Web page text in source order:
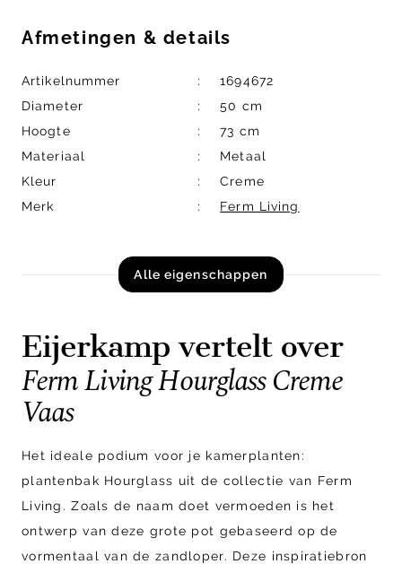
Afmetingen & details
Artikelnummer
1694672
Diameter
50 cm
Hoogte
73 cm
Materiaal
Metaal
Kleur
Creme
Merk
Ferm Living
Alle eigenschappen
Eijerkamp vertelt over
Ferm Living Hourglass Creme
Vaas
Het ideale podium voor je kamerplanten:
plantenbak Hourglass uit de collectie van Ferm
Living. Zoals de naam doet vermoeden is het
ontwerp van deze grote pot gebaseerd op de
vormentaal van de zandloper. Deze inspiratiebron